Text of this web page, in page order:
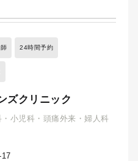
24時間予約
ズクリニック
小児科・頭痛外来・婦人科